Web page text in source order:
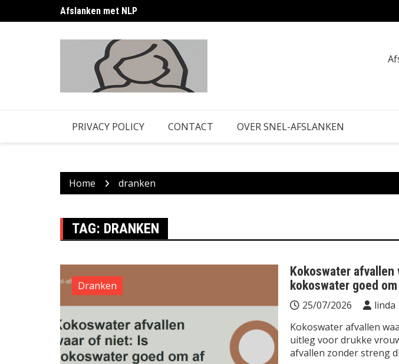
to
Afslanken met NLP
PRIVACY POLICY CONTACT OVER SNEL-AFSLANKEN
Home dranken
TAG: DRANKEN
Dranken
Kokoswater afvallen
kokoswater goed
25/07/2026 linda
Kokoswater afvallen
uitleg voor drukke
afvallen zonder streng